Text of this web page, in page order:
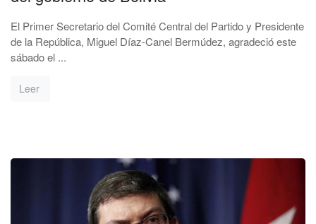
El Primer Secretario del Comité Central del Partido y Presidente
de la República, Miguel Díaz-Canel Bermúdez, agradeció este
sábado el ...
Leer